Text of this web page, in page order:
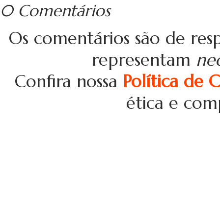
0 Comentários
Os comentários são de
representam
Confira nossa Política de
ética e